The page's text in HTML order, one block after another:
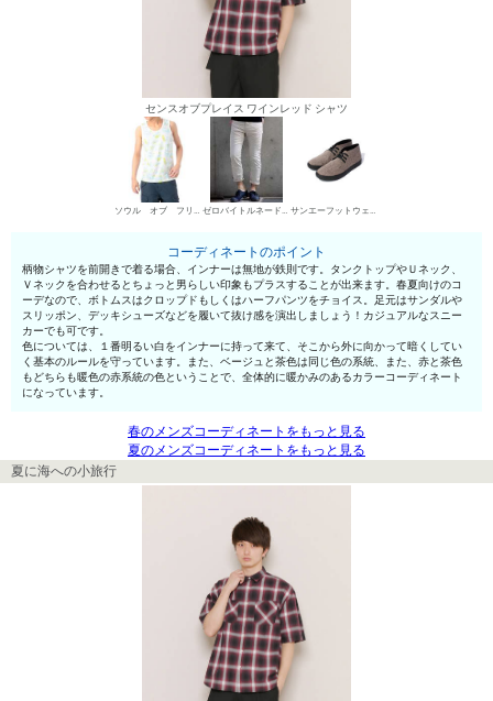
センスオブプレイス ワインレッド シャツ
ソウル オブ フリーダム！ タンクトップ ゼロバイトルネードマート デニムパンツ・ジーンズ サンエーフットウェア ハイカットスニーカー
コーディネートのポイント
柄物シャツを前開きで着る場合、インナーは無地が鉄則です。タンクトップやＵネック、
Ｖネックを合わせるとちょっと男らしい印象もプラスすることが出来ます。春夏向けのコ
ーデなので、ボトムスはクロップドもしくはハーフパンツをチョイス。足元はサンダルや
スリッポン、デッキシューズなどを履いて抜け感を演出しましょう！カジュアルなスニー
カーでも可です。
色については、１番明るい白をインナーに持って来て、そこから外に向かって暗くしてい
く基本のルールを守っています。また、ベージュと茶色は同じ色の系統、また、赤と茶色
もどちらも暖色の赤系統の色ということで、全体的に暖かみのあるカラーコーディネート
になっています。
春のメンズコーディネートをもっと見る
夏のメンズコーディネートをもっと見る
夏に海への小旅行